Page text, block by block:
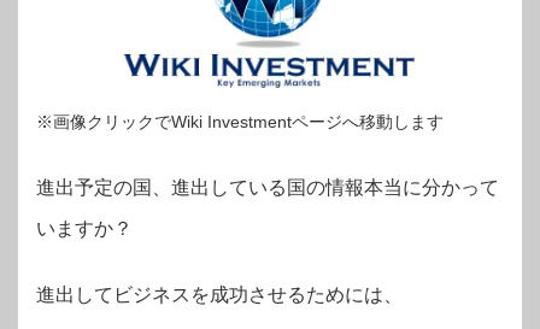
※画像クリックでWiki Investmentページへ移動します
進出予定の国、進出している国の情報本当に分かって
いますか？
進出してビジネスを成功させるためには、